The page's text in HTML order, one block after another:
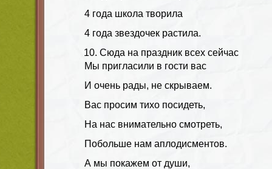
4 года школа творила
4 года звездочек растила.
Сюда на праздник всех сейчас
Мы пригласили в гости вас
И очень рады, не скрываем.
Вас просим тихо посидеть,
На нас внимательно смотреть,
Побольше нам аплодисментов.
А мы покажем от души,